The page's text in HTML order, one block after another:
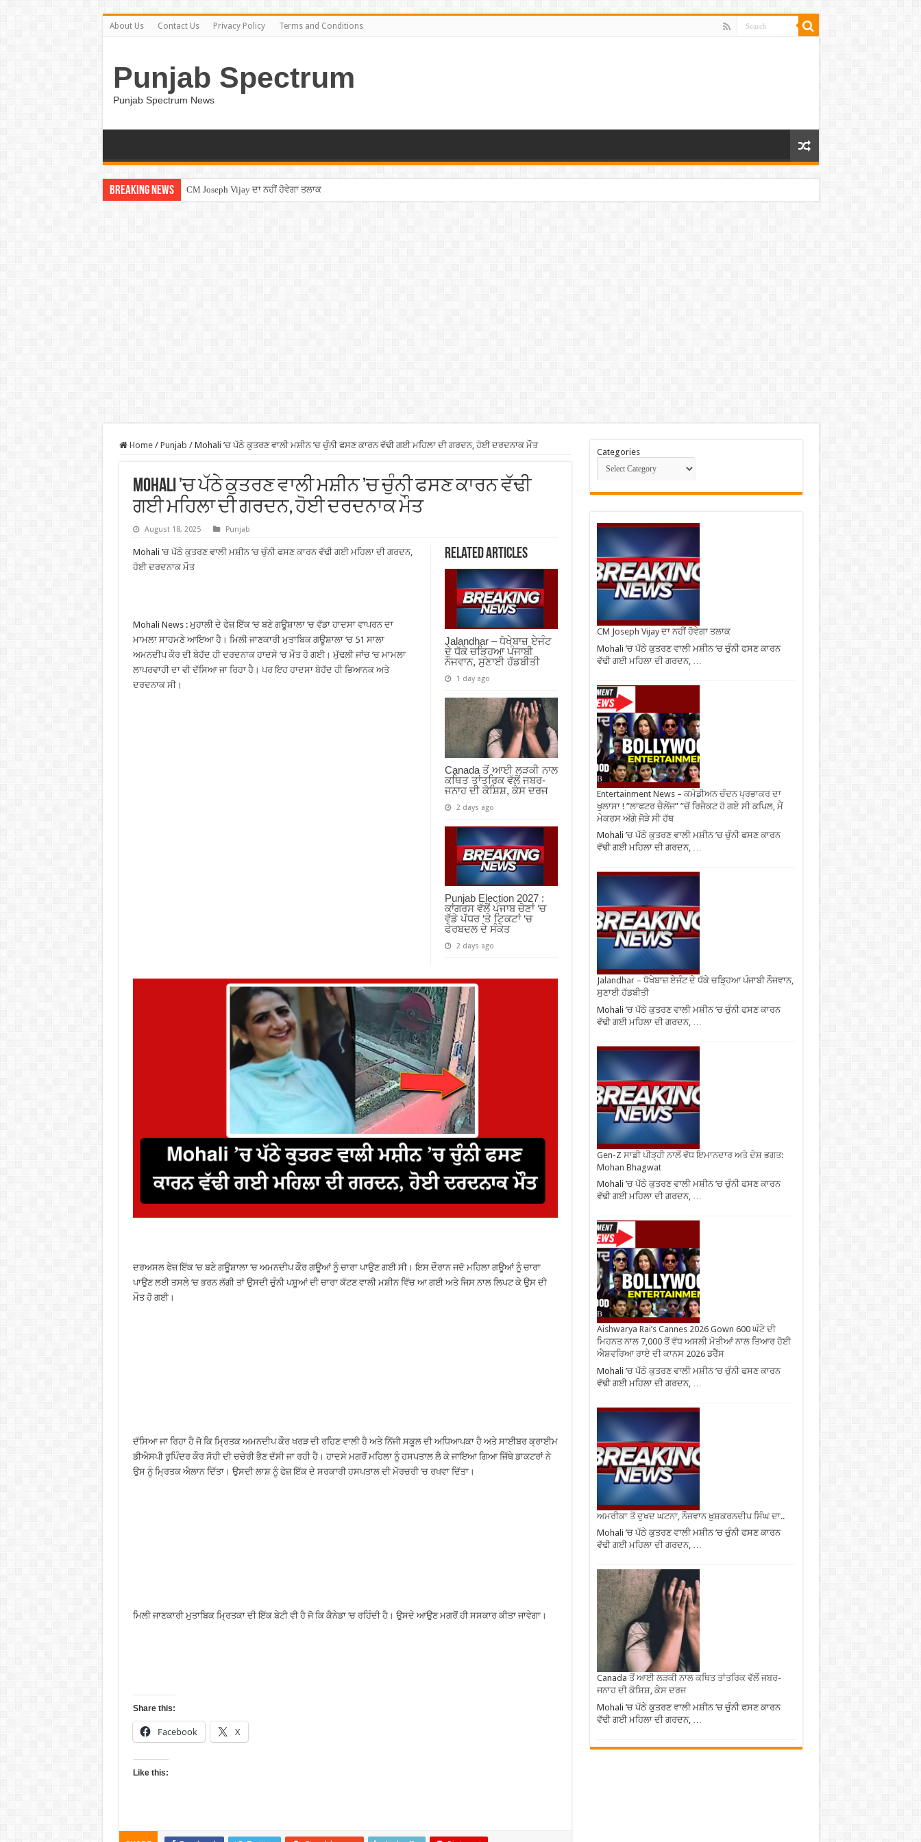
About Us Contact Us Privacy Policy Terms and Conditions
Punjab Spectrum
Punjab Spectrum News
Breaking News CM Joseph Vijay ਦਾ ਨਹੀਂ ਹੋਵੇਗਾ ਤਲਾਕ
Home / Punjab / Mohali ’ਚ ਪੱਠੇ ਕੁਤਰਣ ਵਾਲੀ ਮਸ਼ੀਨ ’ਚ ਚੁੰਨੀ ਫਸਣ ਕਾਰਨ ਵੱਢੀ ਗਈ ਮਹਿਲਾ ਦੀ ਗਰਦਨ, ਹੋਈ ਦਰਦਨਾਕ ਮੌਤ
Mohali ’ਚ ਪੱਠੇ ਕੁਤਰਣ ਵਾਲੀ ਮਸ਼ੀਨ ’ਚ ਚੁੰਨੀ ਫਸਣ ਕਾਰਨ ਵੱਢੀ
ਗਈ ਮਹਿਲਾ ਦੀ ਗਰਦਨ, ਹੋਈ ਦਰਦਨਾਕ ਮੌਤ
August 18, 2025 Punjab
Related Articles
Jalandhar – ਧੋਖੇਬਾਜ਼ ਏਜੰਟ
ਦੇ ਧੱਕੇ ਚੜ੍ਹਿਆ ਪੰਜਾਬੀ
ਨੌਜਵਾਨ, ਸੁਣਾਈ ਹੱਡਬੀਤੀ
1 day ago
Canada ਤੋਂ ਆਈ ਲੜਕੀ ਨਾਲ
ਕਥਿਤ ਤਾਂਤਰਿਕ ਵੱਲੋਂ ਜਬਰ-
ਜਨਾਹ ਦੀ ਕੋਸ਼ਿਸ਼, ਕੇਸ ਦਰਜ
2 days ago
Punjab Election 2027 :
ਕਾਂਗਰਸ ਵੱਲੋਂ ਪੰਜਾਬ ਚੋਣਾਂ ‘ਚ
ਵੱਡੇ ਪੱਧਰ ‘ਤੇ ਟਿਕਟਾਂ ‘ਚ
ਫੇਰਬਦਲ ਦੇ ਸੰਕੇਤ
2 days ago
Mohali ’ਚ ਪੱਠੇ ਕੁਤਰਣ ਵਾਲੀ ਮਸ਼ੀਨ ’ਚ ਚੁੰਨੀ ਫਸਣ ਕਾਰਨ ਵੱਢੀ ਗਈ ਮਹਿਲਾ ਦੀ ਗਰਦਨ,
ਹੋਈ ਦਰਦਨਾਕ ਮੌਤ
Mohali News : ਮੁਹਾਲੀ ਦੇ ਫੇਜ਼ ਇੱਕ ’ਚ ਬਣੇ ਗਊਸ਼ਾਲਾ ’ਚ ਵੱਡਾ ਹਾਦਸਾ ਵਾਪਰਨ ਦਾ
ਮਾਮਲਾ ਸਾਹਮਣੇ ਆਇਆ ਹੈ। ਮਿਲੀ ਜਾਣਕਾਰੀ ਮੁਤਾਬਿਕ ਗਊਸ਼ਾਲਾ ‘ਚ 51 ਸਾਲਾ
ਅਮਨਦੀਪ ਕੌਰ ਦੀ ਬੇਹੱਦ ਹੀ ਦਰਦਨਾਕ ਹਾਦਸੇ ’ਚ ਮੌਤ ਹੋ ਗਈ। ਮੁੱਢਲੀ ਜਾਂਚ ’ਚ ਮਾਮਲਾ
ਲਾਪਰਵਾਹੀ ਦਾ ਵੀ ਦੱਸਿਆ ਜਾ ਰਿਹਾ ਹੈ। ਪਰ ਇਹ ਹਾਦਸਾ ਬੇਹੱਦ ਹੀ ਭਿਆਨਕ ਅਤੇ
ਦਰਦਨਾਕ ਸੀ।
ਦਰਅਸਲ ਫੇਜ਼ ਇੱਕ ’ਚ ਬਣੇ ਗਊਸ਼ਾਲਾ ’ਚ ਅਮਨਦੀਪ ਕੌਰ ਗਊਆਂ ਨੂੰ ਚਾਰਾ ਪਾਉਣ ਗਈ ਸੀ। ਇਸ ਦੌਰਾਨ ਜਦੋ ਮਹਿਲਾ ਗਊਆਂ ਨੂੰ ਚਾਰਾ
ਪਾਉਣ ਲਈ ਤਸਲੇ ’ਚ ਭਰਨ ਲੱਗੀ ਤਾਂ ਉਸਦੀ ਚੁੰਨੀ ਪਸ਼ੂਆਂ ਦੀ ਚਾਰਾ ਕੱਟਣ ਵਾਲੀ ਮਸ਼ੀਨ ਵਿੱਚ ਆ ਗਈ ਅਤੇ ਜਿਸ ਨਾਲ ਲਿਪਟ ਕੇ ਉਸ ਦੀ
ਮੌਤ ਹੋ ਗਈ।
ਦੱਸਿਆ ਜਾ ਰਿਹਾ ਹੈ ਜੋ ਕਿ ਮ੍ਰਿਤਕ ਅਮਨਦੀਪ ਕੌਰ ਖਰੜ ਦੀ ਰਹਿਣ ਵਾਲੀ ਹੈ ਅਤੇ ਨਿੱਜੀ ਸਕੂਲ ਦੀ ਅਧਿਆਪਕਾ ਹੈ ਅਤੇ ਸਾਈਬਰ ਕ੍ਰਾਈਮ
ਡੀਐਸਪੀ ਰੁਪਿੰਦਰ ਕੌਰ ਸੋਹੀ ਦੀ ਚਚੇਰੀ ਭੈਣ ਦੱਸੀ ਜਾ ਰਹੀ ਹੈ। ਹਾਦਸੇ ਮਗਰੋਂ ਮਹਿਲਾ ਨੂੰ ਹਸਪਤਾਲ ਲੈ ਕੇ ਜਾਇਆ ਗਿਆ ਜਿੱਥੇ ਡਾਕਟਰਾਂ ਨੇ
ਉਸ ਨੂੰ ਮ੍ਰਿਤਕ ਐਲਾਨ ਦਿੱਤਾ। ਉਸਦੀ ਲਾਸ਼ ਨੂੰ ਫੇਜ਼ ਇੱਕ ਦੇ ਸਰਕਾਰੀ ਹਸਪਤਾਲ ਦੀ ਮੋਰਚਰੀ ’ਚ ਰਖਵਾ ਦਿੱਤਾ।
ਮਿਲੀ ਜਾਣਕਾਰੀ ਮੁਤਾਬਿਕ ਮ੍ਰਿਤਕਾ ਦੀ ਇੱਕ ਬੇਟੀ ਵੀ ਹੈ ਜੋ ਕਿ ਕੈਨੇਡਾ ’ਚ ਰਹਿੰਦੀ ਹੈ। ਉਸਦੇ ਆਉਣ ਮਗਰੋਂ ਹੀ ਸਸਕਾਰ ਕੀਤਾ ਜਾਵੇਗਾ।
Share this:
Facebook X
Like this:
Categories
CM Joseph Vijay ਦਾ ਨਹੀਂ ਹੋਵੇਗਾ ਤਲਾਕ
Mohali ’ਚ ਪੱਠੇ ਕੁਤਰਣ ਵਾਲੀ ਮਸ਼ੀਨ ’ਚ ਚੁੰਨੀ ਫਸਣ ਕਾਰਨ
ਵੱਢੀ ਗਈ ਮਹਿਲਾ ਦੀ ਗਰਦਨ, …
Entertainment News – ਕਮੇਡੀਅਨ ਚੰਦਨ ਪ੍ਰਭਾਕਰ ਦਾ
ਖੁਲਾਸਾ ! ”ਲਾਫਟਰ ਚੈਲੇਂਜ” ”ਚੋਂ ਰਿਜੈਕਟ ਹੋ ਗਏ ਸੀ ਕਪਿਲ, ਮੈਂ
ਮੇਕਰਸ ਅੱਗੇ ਜੋੜੇ ਸੀ ਹੱਥ
Mohali ’ਚ ਪੱਠੇ ਕੁਤਰਣ ਵਾਲੀ ਮਸ਼ੀਨ ’ਚ ਚੁੰਨੀ ਫਸਣ ਕਾਰਨ
ਵੱਢੀ ਗਈ ਮਹਿਲਾ ਦੀ ਗਰਦਨ, …
Jalandhar – ਧੋਖੇਬਾਜ਼ ਏਜੰਟ ਦੇ ਧੱਕੇ ਚੜ੍ਹਿਆ ਪੰਜਾਬੀ ਨੌਜਵਾਨ,
ਸੁਣਾਈ ਹੱਡਬੀਤੀ
Mohali ’ਚ ਪੱਠੇ ਕੁਤਰਣ ਵਾਲੀ ਮਸ਼ੀਨ ’ਚ ਚੁੰਨੀ ਫਸਣ ਕਾਰਨ
ਵੱਢੀ ਗਈ ਮਹਿਲਾ ਦੀ ਗਰਦਨ, …
Gen-Z ਸਾਡੀ ਪੀੜ੍ਹੀ ਨਾਲੋਂ ਵੱਧ ਇਮਾਨਦਾਰ ਅਤੇ ਦੇਸ਼ ਭਗਤ:
Mohan Bhagwat
Mohali ’ਚ ਪੱਠੇ ਕੁਤਰਣ ਵਾਲੀ ਮਸ਼ੀਨ ’ਚ ਚੁੰਨੀ ਫਸਣ ਕਾਰਨ
ਵੱਢੀ ਗਈ ਮਹਿਲਾ ਦੀ ਗਰਦਨ, …
Aishwarya Rai’s Cannes 2026 Gown 600 ਘੰਟੇ ਦੀ
ਮਿਹਨਤ ਨਾਲ 7,000 ਤੋਂ ਵੱਧ ਅਸਲੀ ਮੋਤੀਆਂ ਨਾਲ ਤਿਆਰ ਹੋਈ
ਐਸ਼ਵਰਿਆ ਰਾਏ ਦੀ ਕਾਨਸ 2026 ਡਰੈੱਸ
Mohali ’ਚ ਪੱਠੇ ਕੁਤਰਣ ਵਾਲੀ ਮਸ਼ੀਨ ’ਚ ਚੁੰਨੀ ਫਸਣ ਕਾਰਨ
ਵੱਢੀ ਗਈ ਮਹਿਲਾ ਦੀ ਗਰਦਨ, …
ਅਮਰੀਕਾ ਤੋਂ ਦੁਖਦ ਘਟਨਾ, ਨੌਜਵਾਨ ਖੁਸ਼ਕਰਨਦੀਪ ਸਿੰਘ ਦਾ..
Mohali ’ਚ ਪੱਠੇ ਕੁਤਰਣ ਵਾਲੀ ਮਸ਼ੀਨ ’ਚ ਚੁੰਨੀ ਫਸਣ ਕਾਰਨ
ਵੱਢੀ ਗਈ ਮਹਿਲਾ ਦੀ ਗਰਦਨ, …
Canada ਤੋਂ ਆਈ ਲੜਕੀ ਨਾਲ ਕਥਿਤ ਤਾਂਤਰਿਕ ਵੱਲੋਂ ਜਬਰ-
ਜਨਾਹ ਦੀ ਕੋਸ਼ਿਸ਼, ਕੇਸ ਦਰਜ
Mohali ’ਚ ਪੱਠੇ ਕੁਤਰਣ ਵਾਲੀ ਮਸ਼ੀਨ ’ਚ ਚੁੰਨੀ ਫਸਣ ਕਾਰਨ
ਵੱਢੀ ਗਈ ਮਹਿਲਾ ਦੀ ਗਰਦਨ, …